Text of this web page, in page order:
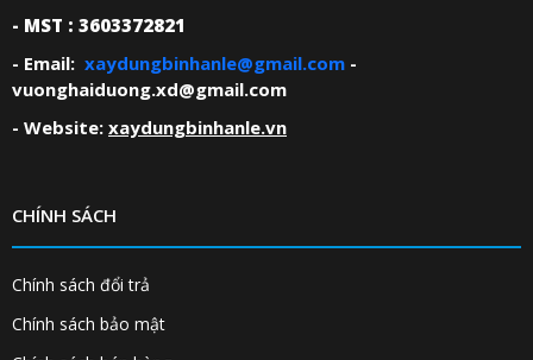
- MST : 3603372821
- Email: xaydungbinhanle@gmail.com -
vuonghaiduong.xd@gmail.com
- Website: xaydungbinhanle.vn
CHÍNH SÁCH
Chính sách đổi trả
Chính sách bảo mật